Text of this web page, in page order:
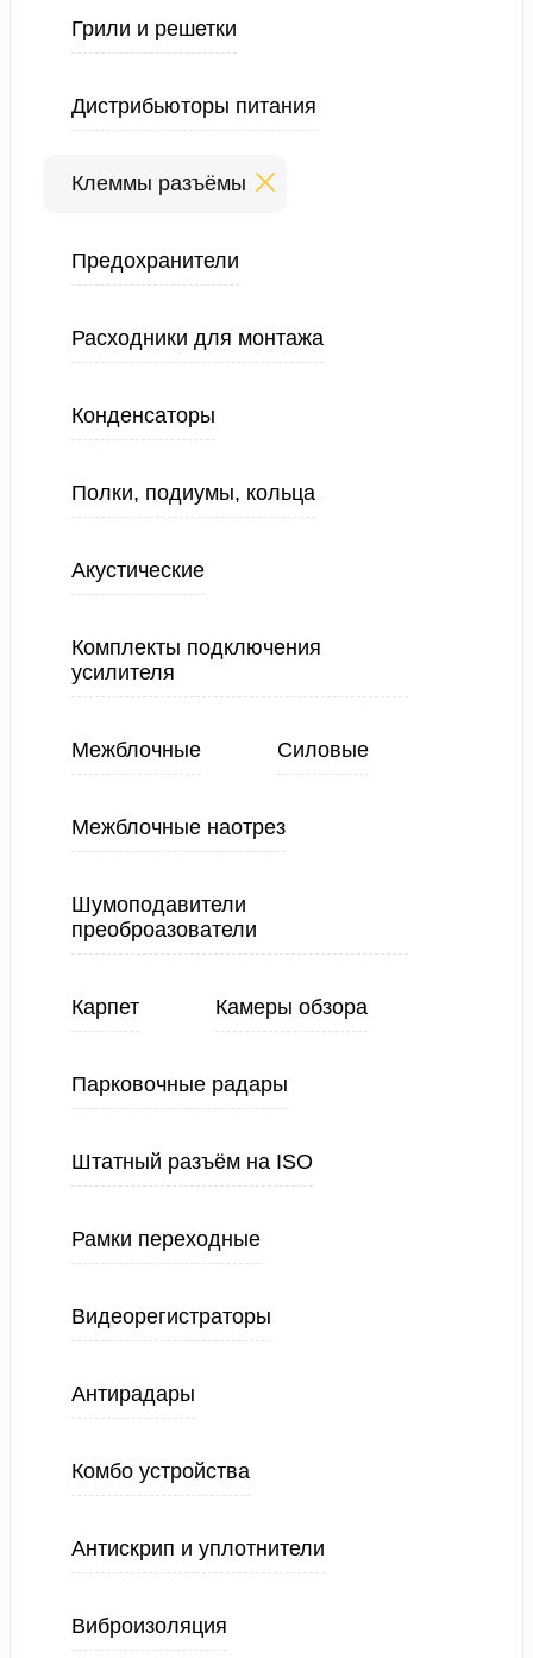
Грили и решетки
Дистрибьюторы питания
Клеммы разъёмы
Предохранители
Расходники для монтажа
Конденсаторы
Полки, подиумы, кольца
Акустические
Комплекты подключения
усилителя
Межблочные Силовые
Межблочные наотрез
Шумоподавители
преоброазователи
Карпет Камеры обзора
Парковочные радары
Штатный разъём на ISO
Рамки переходные
Видеорегистраторы
Антирадары
Комбо устройства
Антискрип и уплотнители
Виброизоляция